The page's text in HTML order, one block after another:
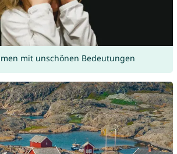
mit unschönen Bedeutungen